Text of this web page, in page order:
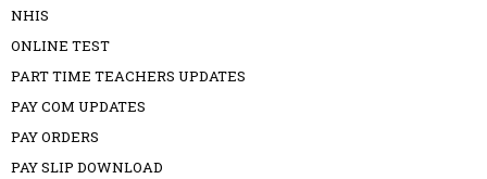
NHIS
ONLINE TEST
PART TIME TEACHERS UPDATES
PAY COM UPDATES
PAY ORDERS
PAY SLIP DOWNLOAD